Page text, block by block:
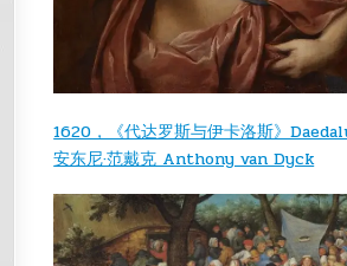
1620，《代达罗斯与伊卡洛斯》
安东尼·范戴克 Anthony van Dyck